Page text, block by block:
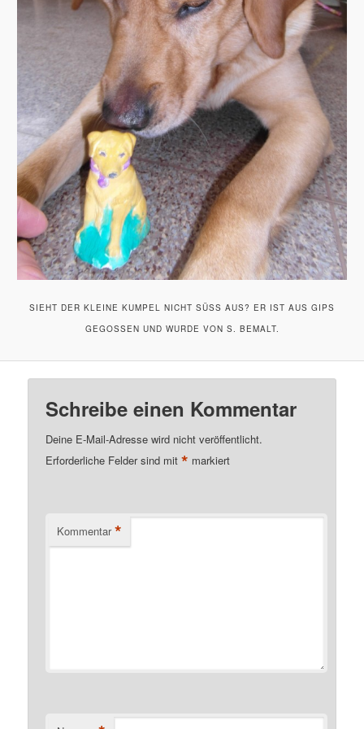
SIEHT DER KLEINE KUMPEL NICHT SÜSS AUS? ER IST AUS GIPS G
EGOSSEN UND WURDE VON S. BEMALT.
Schreibe einen Kommentar
Deine E-Mail-Adresse wird nicht veröffentlicht.
Erforderliche Felder sind mit* markiert
Kommentar *